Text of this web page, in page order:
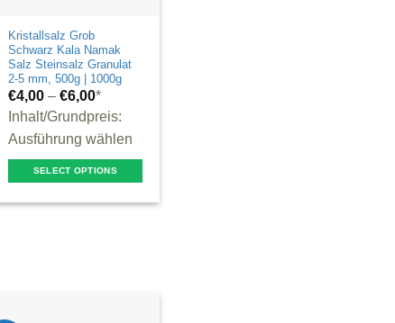
Kristallsalz Grob
Schwarz Kala Namak
Salz Steinsalz Granulat
2-5 mm, 500g | 1000g
€4,00– €6,00*
Inhalt/Grundpreis:
Ausführung wählen
SELECT OPTIONS